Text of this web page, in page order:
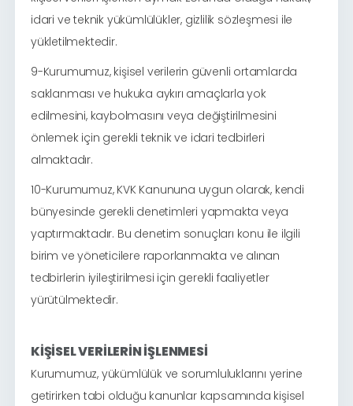
idari ve teknik yükümlülükler, gizlilik sözleşmesi ile
yükletilmektedir.
9-Kurumumuz, kişisel verilerin güvenli ortamlarda
saklanması ve hukuka aykırı amaçlarla yok
edilmesini, kaybolmasını veya değiştirilmesini
önlemek için gerekli teknik ve idari tedbirleri
almaktadır.
10-Kurumumuz, KVK Kanununa uygun olarak, kendi
bünyesinde gerekli denetimleri yapmakta veya
yaptırmaktadır. Bu denetim sonuçları konu ile ilgili
birim ve yöneticilere raporlanmakta ve alınan
tedbirlerin iyileştirilmesi için gerekli faaliyetler
yürütülmektedir.
KİŞİSEL VERİLERİN İŞLENMESİ
Kurumumuz, yükümlülük ve sorumluluklarını yerine
getirirken tabi olduğu kanunlar kapsamında kişisel